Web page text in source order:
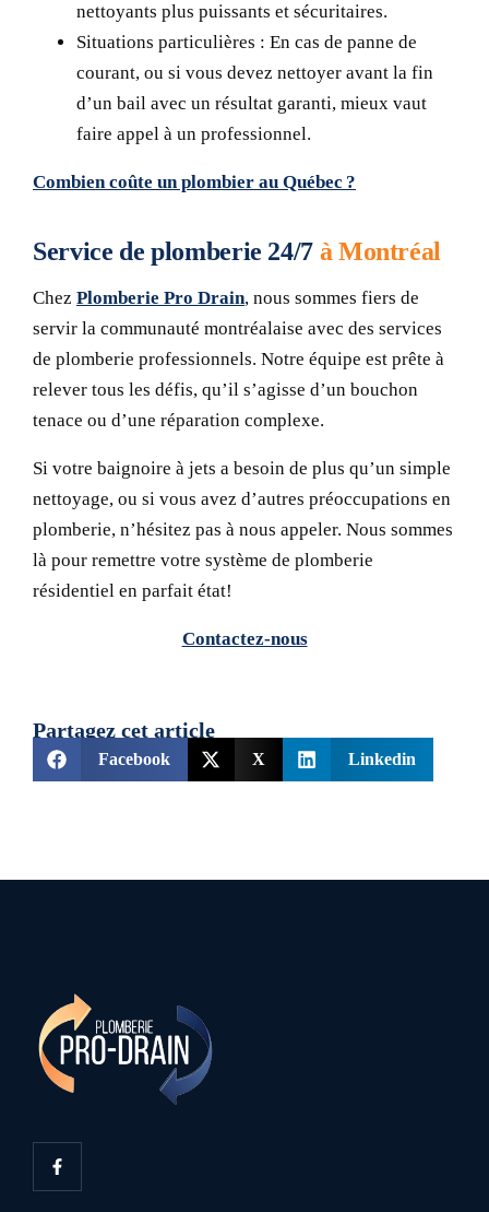
nettoyants plus puissants et sécuritaires.
Situations particulières : En cas de panne de
courant, ou si vous devez nettoyer avant la fin
d’un bail avec un résultat garanti, mieux vaut
faire appel à un professionnel.
Combien coûte un plombier au Québec ?
Service de plomberie 24/7 à Montréal
Chez Plomberie Pro Drain, nous sommes fiers de
servir la communauté montréalaise avec des services
de plomberie professionnels. Notre équipe est prête à
relever tous les défis, qu’il s’agisse d’un bouchon
tenace ou d’une réparation complexe.
Si votre baignoire à jets a besoin de plus qu’un simple
nettoyage, ou si vous avez d’autres préoccupations en
plomberie, n’hésitez pas à nous appeler. Nous sommes
là pour remettre votre système de plomberie
résidentiel en parfait état!
Contactez-nous
Partagez cet article
Facebook X Linkedin